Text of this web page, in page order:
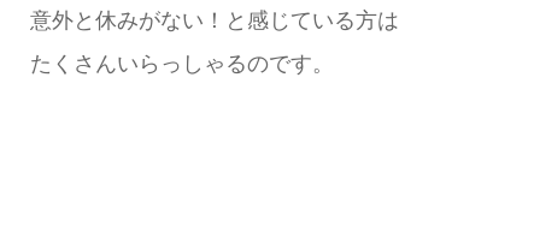
意外と休みがない！と感じている方は
たくさんいらっしゃるのです。